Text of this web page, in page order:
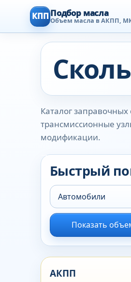
КПП Подбор масла
Объем масла в АКПП,
Каталог
трансмиссионные
модификации.
Быстрый
Показать
АКПП